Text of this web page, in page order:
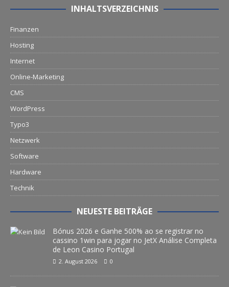
INHALTSVERZEICHNIS
Finanzen
Hosting
Internet
Online-Marketing
CMS
WordPress
Typo3
Netzwerk
Software
Hardware
Technik
NEUESTE BEITRÄGE
Bónus 2026 e Ganhe 500% ao se registrar no
cassino 1win para jogar no JetX Análise Completa
de Leon Casino Portugal
2. August 2026 0